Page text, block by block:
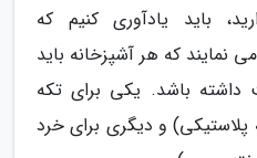
باید یادآوری کنیم که
نمایند که هر آشپزخانه باید
باشد. یکی برای تکه
و دیگری برای خرد